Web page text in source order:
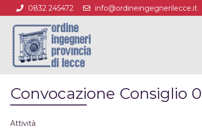
0832 245472 info@ordineingegnerilecce.it
Convocazione Consiglio
Attività